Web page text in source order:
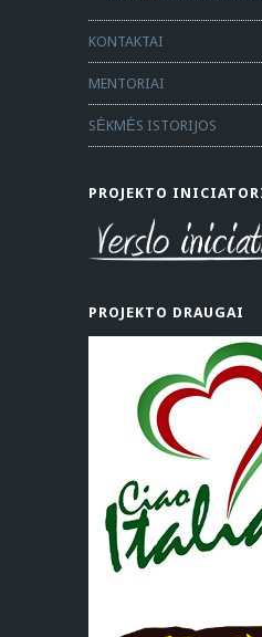
KONTAKTAI
MENTORIAI
SĖKMĖS ISTORIJOS
PROJEKTO
PROJEKTO DRAUGAI